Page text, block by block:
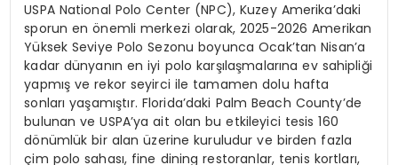
USPA National Polo Center (NPC), Kuzey Amerika’daki
sporun enönemli merkezi olarak, 2025-2026 Amerikan
Yüksek Seviye Polo Sezonu boyunca Ocak’tan Nisan’a
kadar dünyanın en iyi polo karşılaşmalarına ev sahipliği
yapmışve rekor seyirci ile tamamen dolu hafta
sonlarıyaşamıştır. Florida’daki Palm Beach County’de
bulunan ve USPA’ya ait olan bu etkileyici tesis 160
dönümlük bir alanüzerine kuruludur ve birden fazla
çim polo sahası, fine dining restoranlar, tenis kortları,